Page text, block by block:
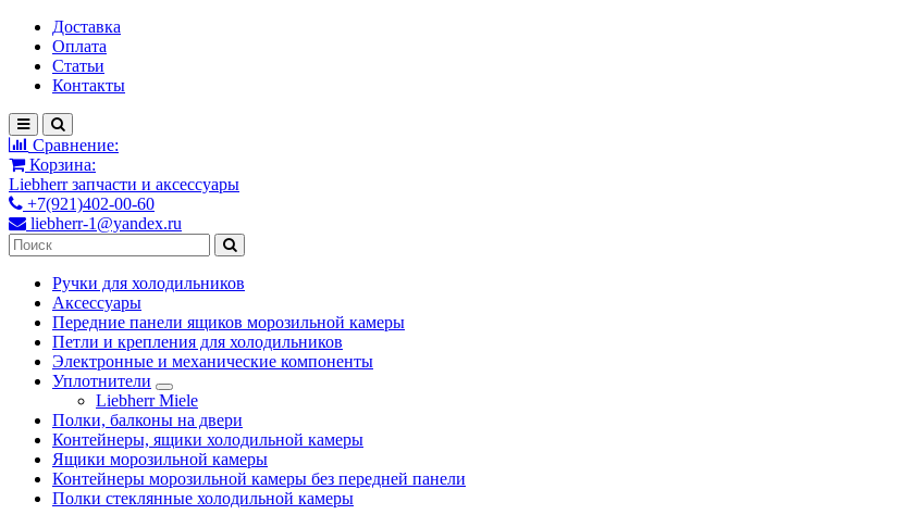
Доставка
Оплата
Статьи
Контакты
Сравнение:
Корзина:
Liebherr запчасти и аксессуары
+7(921)402-00-60
liebherr-1@yandex.ru
Ручки для холодильников
Аксессуары
Передние панели ящиков морозильной камеры
Петли и крепления для холодильников
Электронные и механические компоненты
Уплотнители
Liebherr Miele
Полки, балконы на двери
Контейнеры, ящики холодильной камеры
Ящики морозильной камеры
Контейнеры морозильной камеры без передней панели
Полки стеклянные холодильной камеры